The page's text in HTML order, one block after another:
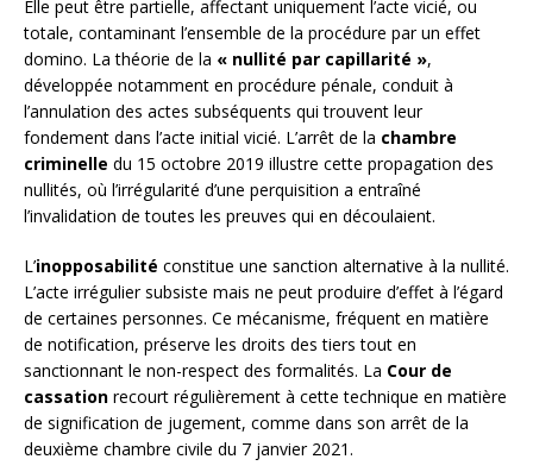
Elle peut être partielle, affectant uniquement l’acte vicié, ou
totale, contaminant l’ensemble de la procédure par un effet
domino. La théorie de la « nullité par capillarité »,
développée notamment en procédure pénale, conduit à
l’annulation des actes subséquents qui trouvent leur
fondement dans l’acte initial vicié. L’arrêt de la chambre
criminelle du 15 octobre 2019 illustre cette propagation des
nullités, où l’irrégularité d’une perquisition a entraîné
l’invalidation de toutes les preuves qui en découlaient.
L’inopposabilité constitue une sanction alternative à la nullité.
L’acte irrégulier subsiste mais ne peut produire d’effet à l’égard
de certaines personnes. Ce mécanisme, fréquent en matière
de notification, préserve les droits des tiers tout en
sanctionnant le non-respect des formalités. La Cour de
cassation recourt régulièrement à cette technique en matière
de signification de jugement, comme dans son arrêt de la
deuxième chambre civile du 7 janvier 2021.